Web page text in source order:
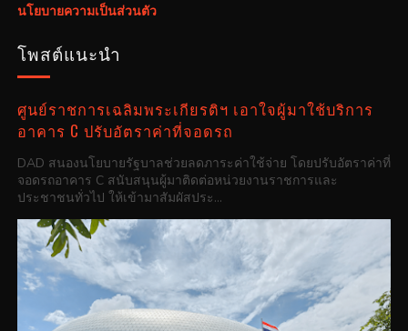
นโยบายความเป็นส่วนตัว
โพสต์แนะนำ
ศูนย์ราชการเฉลิมพระเกียรติฯ เอาใจผู้มาใช้บริการ
อาคาร C ปรับอัตราค่าที่จอดรถ
DAD สนองนโยบายรัฐบาลช่วยลดภาระค่าใช้จ่าย โดยปรับอัตราค่าที่
จอดรถอาคาร C สนับสนุนผู้มาติดต่อหน่วยงานราชการและ
ประชาชนทั่วไป ให้เข้ามาสัมผัสประ...